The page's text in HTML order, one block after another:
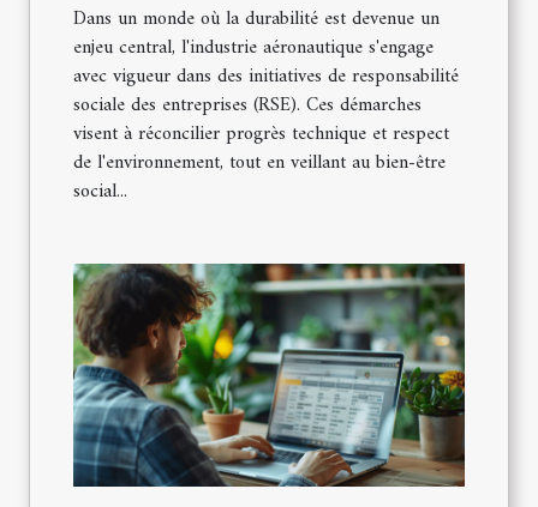
Dans un monde où la durabilité est devenue un
enjeu central, l'industrie aéronautique s'engage
avec vigueur dans des initiatives de responsabilité
sociale des entreprises (RSE). Ces démarches
visent à réconcilier progrès technique et respect
de l'environnement, tout en veillant au bien-être
social...